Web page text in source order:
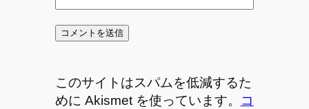
このサイトはスパムを低減するた
めに Akismet を使っています。
コ